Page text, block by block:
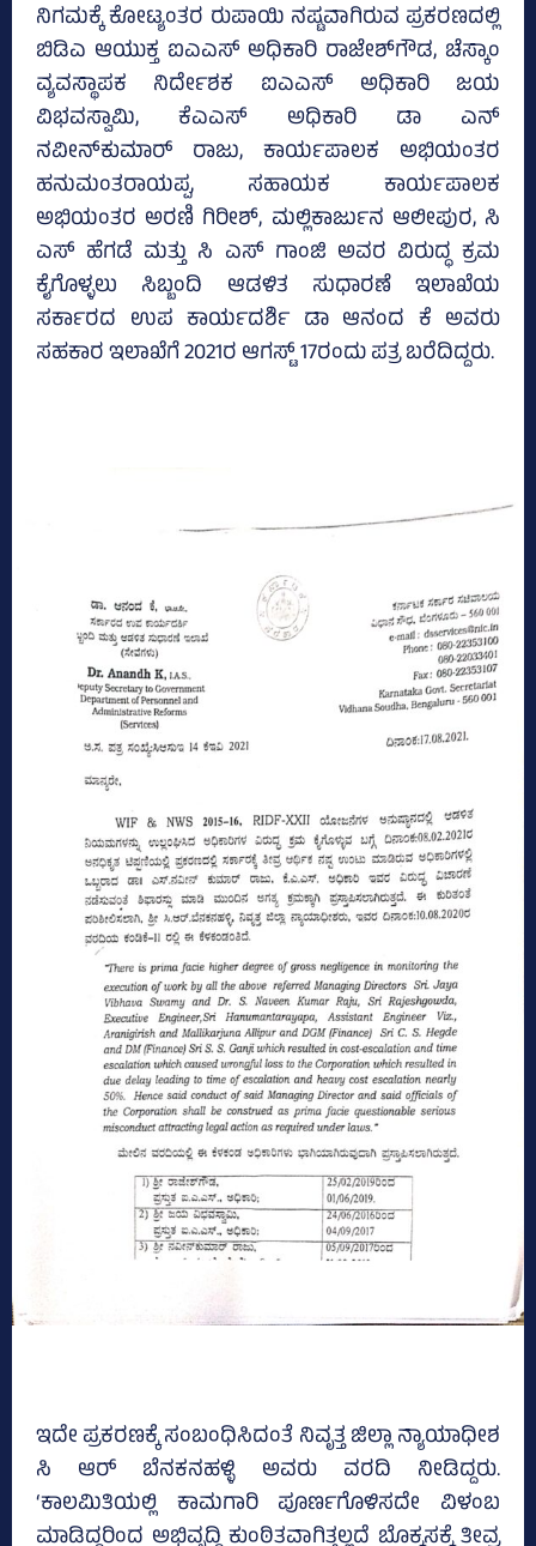
ನಿಗಮಕ್ಕೆ ಕೋಟ್ಯಂತರ ರುಪಾಯಿ ನಷ್ಟವಾಗಿರುವ ಪ್ರಕರಣದಲ್ಲಿ
ಬಿಡಿಎ ಆಯುಕ್ತ ಐಎಎಸ್‌ ಅಧಿಕಾರಿ ರಾಜೇಶ್‌ಗೌಡ, ಚೆಸ್ಕಾಂ
ವ್ಯವಸ್ಥಾಪಕ ನಿರ್ದೇಶಕ ಐಎಎಸ್‌ ಅಧಿಕಾರಿ ಜಯ
ವಿಭವಸ್ವಾಮಿ, ಕೆಎಎಸ್‌ ಅಧಿಕಾರಿ ಡಾ ಎನ್‌
ನವೀನ್‌ಕುಮಾರ್‌ ರಾಜು, ಕಾರ್ಯಪಾಲಕ ಅಭಿಯಂತರ
ಹನುಮಂತರಾಯಪ್ಪ, ಸಹಾಯಕ ಕಾರ್ಯಪಾಲಕ
ಅಭಿಯಂತರ ಅರಣಿ ಗಿರೀಶ್‌, ಮಲ್ಲಿಕಾರ್ಜುನ ಆಲೀಪುರ, ಸಿ
ಎಸ್‌ ಹೆಗಡೆ ಮತ್ತು ಸಿ ಎಸ್‌ ಗಾಂಜಿ ಅವರ ವಿರುದ್ಧ ಕ್ರಮ
ಕೈಗೊಳ್ಳಲು ಸಿಬ್ಬಂದಿ ಆಡಳಿತ ಸುಧಾರಣೆ ಇಲಾಖೆಯ
ಸರ್ಕಾರದ ಉಪ ಕಾರ್ಯದರ್ಶಿ ಡಾ ಆನಂದ ಕೆ ಅವರು
ಸಹಕಾರ ಇಲಾಖೆಗೆ 2021ರ ಆಗಸ್ಟ್‌ 17ರಂದು ಪತ್ರ ಬರೆದಿದ್ದರು.
ಇದೇ ಪ್ರಕರಣಕ್ಕೆ ಸಂಬಂಧಿಸಿದಂತೆ ನಿವೃತ್ತ ಜಿಲ್ಲಾ ನ್ಯಾಯಾಧೀಶ
ಸಿ ಆರ್‌ ಬೆನಕನಹಳ್ಳಿ ಅವರು ವರದಿ ನೀಡಿದ್ದರು.
‘ಕಾಲಮಿತಿಯಲ್ಲಿ ಕಾಮಗಾರಿ ಪೂರ್ಣಗೊಳಿಸದೇ ವಿಳಂಬ